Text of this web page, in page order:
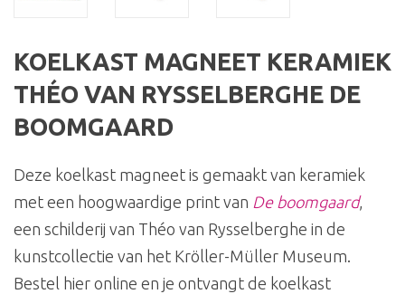
KOELKAST MAGNEET KERAMIEK
THÉO VAN RYSSELBERGHE DE
BOOMGAARD
Deze koelkast magneet is gemaakt van keramiek
met een hoogwaardige print van De boomgaard,
een schilderij van Théo van Rysselberghe in de
kunstcollectie van het Kröller-Müller Museum.
Bestel hier online en je ontvangt de koelkast